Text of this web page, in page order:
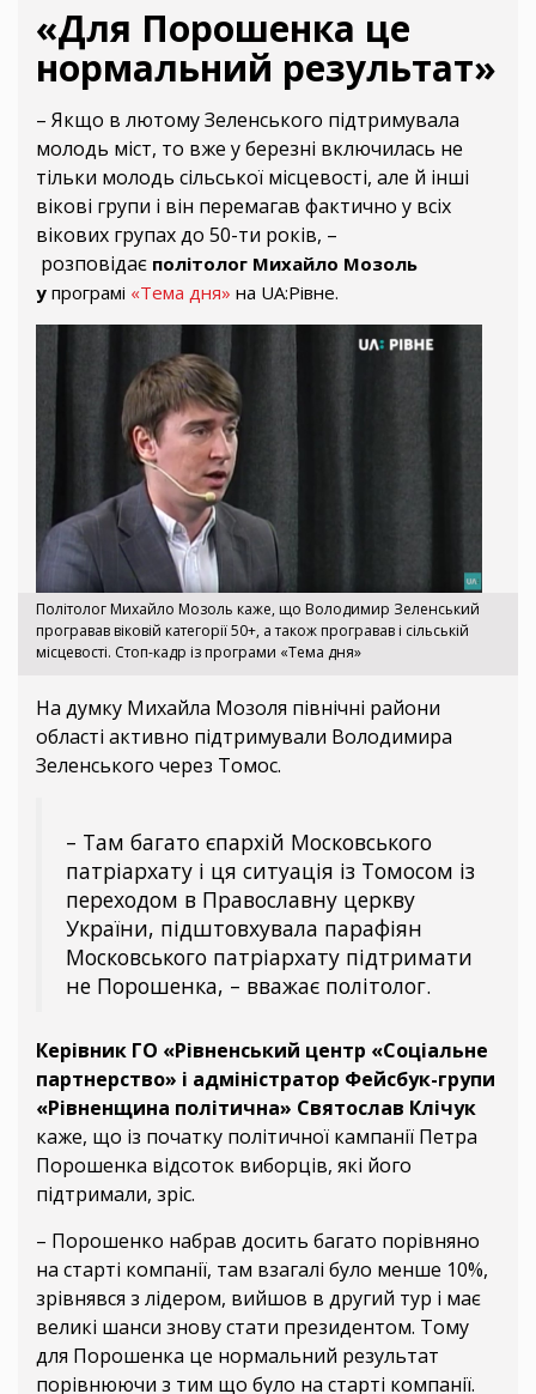
«Для Порошенка це
нормальний результат»
– Якщо в лютому Зеленського підтримувала
молодь міст, то вже у березні включилась не
тільки молодь сільської місцевості, але й інші
вікові групи і він перемагав фактично у всіх
вікових групах до 50-ти років, –
розповідає політолог Михайло Мозоль
у програмі «Тема дня» на UA:Рівне.
Політолог Михайло Мозоль каже, що Володимир Зеленський
програвав віковій категорії 50+, а також програвав і сільській
місцевості. Стоп-кадр із програми «Тема дня»
На думку Михайла Мозоля північні райони
області активно підтримували Володимира
Зеленського через Томос.
– Там багато єпархій Московського
патріархату і ця ситуація із Томосом із
переходом в Православну церкву
України, підштовхувала парафіян
Московського патріархату підтримати
не Порошенка, – вважає політолог.
Керівник ГО «Рівненський центр «Соціальне
партнерство» і адміністратор Фейсбук-групи
«Рівненщина політична» Святослав Клічук
каже, що із початку політичної кампанії Петра
Порошенка відсоток виборців, які його
підтримали, зріс.
– Порошенко набрав досить багато порівняно
на старті компанії, там взагалі було менше 10%,
зрівнявся з лідером, вийшов в другий тур і має
великі шанси знову стати президентом. Тому
для Порошенка це нормальний результат
порівнюючи з тим що було на старті компанії.